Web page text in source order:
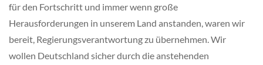
für den Fortschritt und immer wenn große
Herausforderungen in unserem Land anstanden, waren wir
bereit, Regierungsverantwortung zu übernehmen. Wir
wollen Deutschland sicher durch die anstehenden